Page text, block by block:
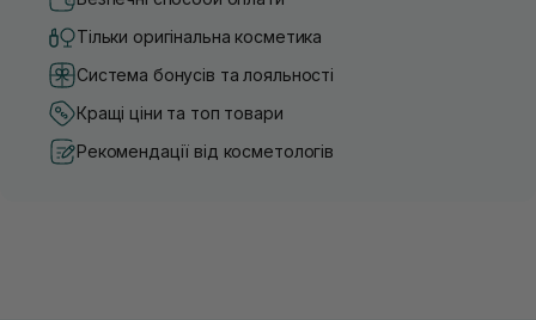
Тільки оригінальна косметика
Система бонусів та лояльності
Кращі ціни та топ товари
Рекомендації від косметологів